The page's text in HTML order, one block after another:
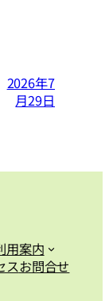
2026年7
月29日
用案内
スお問合せ